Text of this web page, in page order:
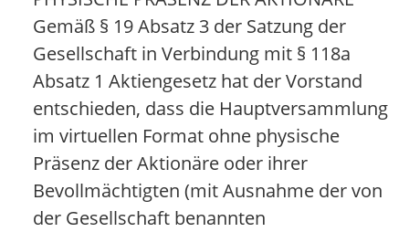
Gemäß § 19 Absatz 3 der Satzung der
Gesellschaft in Verbindung mit § 118a
Absatz 1 Aktiengesetz hat der Vorstand
entschieden, dass die Hauptversammlung
im virtuellen Format ohne physische
Präsenz der Aktionäre oder ihrer
Bevollmächtigten (mit Ausnahme der von
der Gesellschaft benannten